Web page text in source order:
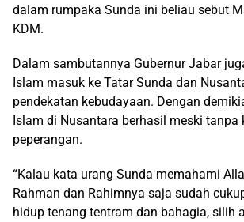
dalam rumpaka Sunda ini beliau sebut
KDM.
Dalam sambutannya Gubernur Jabar
Islam masuk ke Tatar Sunda dan
pendekatan kebudayaan. Dengan
Islam di Nusantara berhasil meski tanpa
peperangan.
“Kalau kata urang Sunda memahami
Rahman dan Rahimnya saja sudah
hidup tenang tentram dan bahagia, silih